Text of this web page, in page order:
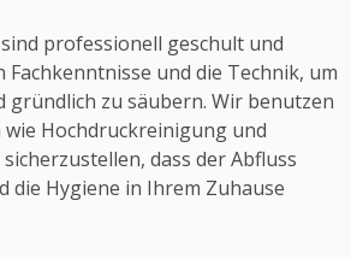
professionell geschult und
und die Technik, um
gründlich zu säubern. Wir benutzen
Hochdruckreinigung und
dass der Abfluss
die Hygiene in Ihrem Zuhause